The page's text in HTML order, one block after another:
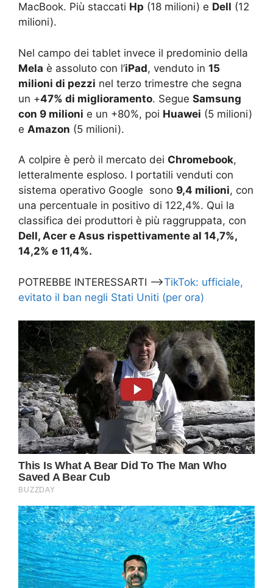
MacBook. Più staccati Hp (18 milioni) e Dell (12
milioni).
Nel campo dei tablet invece il predominio della
Mela è assoluto con l’iPad, venduto in 15
milioni di pezzi nel terzo trimestre che segna
un +47% di miglioramento. Segue Samsung
con 9 milioni e un +80%, poi Huawei (5 milioni)
e Amazon (5 milioni).
A colpire è però il mercato dei Chromebook,
letteralmente esploso. I portatili venduti con
sistema operativo Google sono 9,4 milioni, con
una percentuale in positivo di 122,4%. Qui la
classifica dei produttori è più raggruppata, con
Dell, Acer e Asus rispettivamente al 14,7%,
14,2% e 11,4%.
POTREBBE INTERESSARTI –>TikTok: ufficiale,
evitato il ban negli Stati Uniti (per ora)